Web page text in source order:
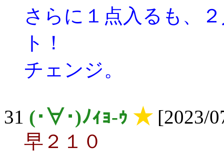
さらに１点入るも、
ト！
チェンジ。
31 (･∀･)ﾉｨｮ-ｩ ★[2023/
早２１０